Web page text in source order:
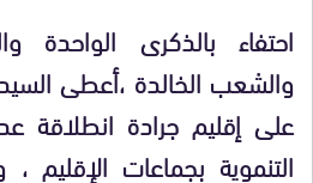
احتفاء بالذكرى الواحدة
والشعب الخالدة ،أعطى
على إقليم جرادة انطلاقة
التنموية بجماعات الإقليم